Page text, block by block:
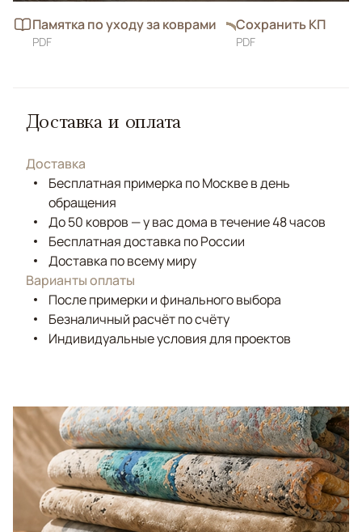
Памятка по уходу за коврами
PDF
Сохранить КП
PDF
Доставка и оплата
Доставка
Бесплатная примерка по Москве в день
обращения
До 50 ковров — у вас дома в течение 48 часов
Бесплатная доставка по России
Доставка по всему миру
Варианты оплаты
После примерки и финального выбора
Безналичный расчёт по счёту
Индивидуальные условия для проектов